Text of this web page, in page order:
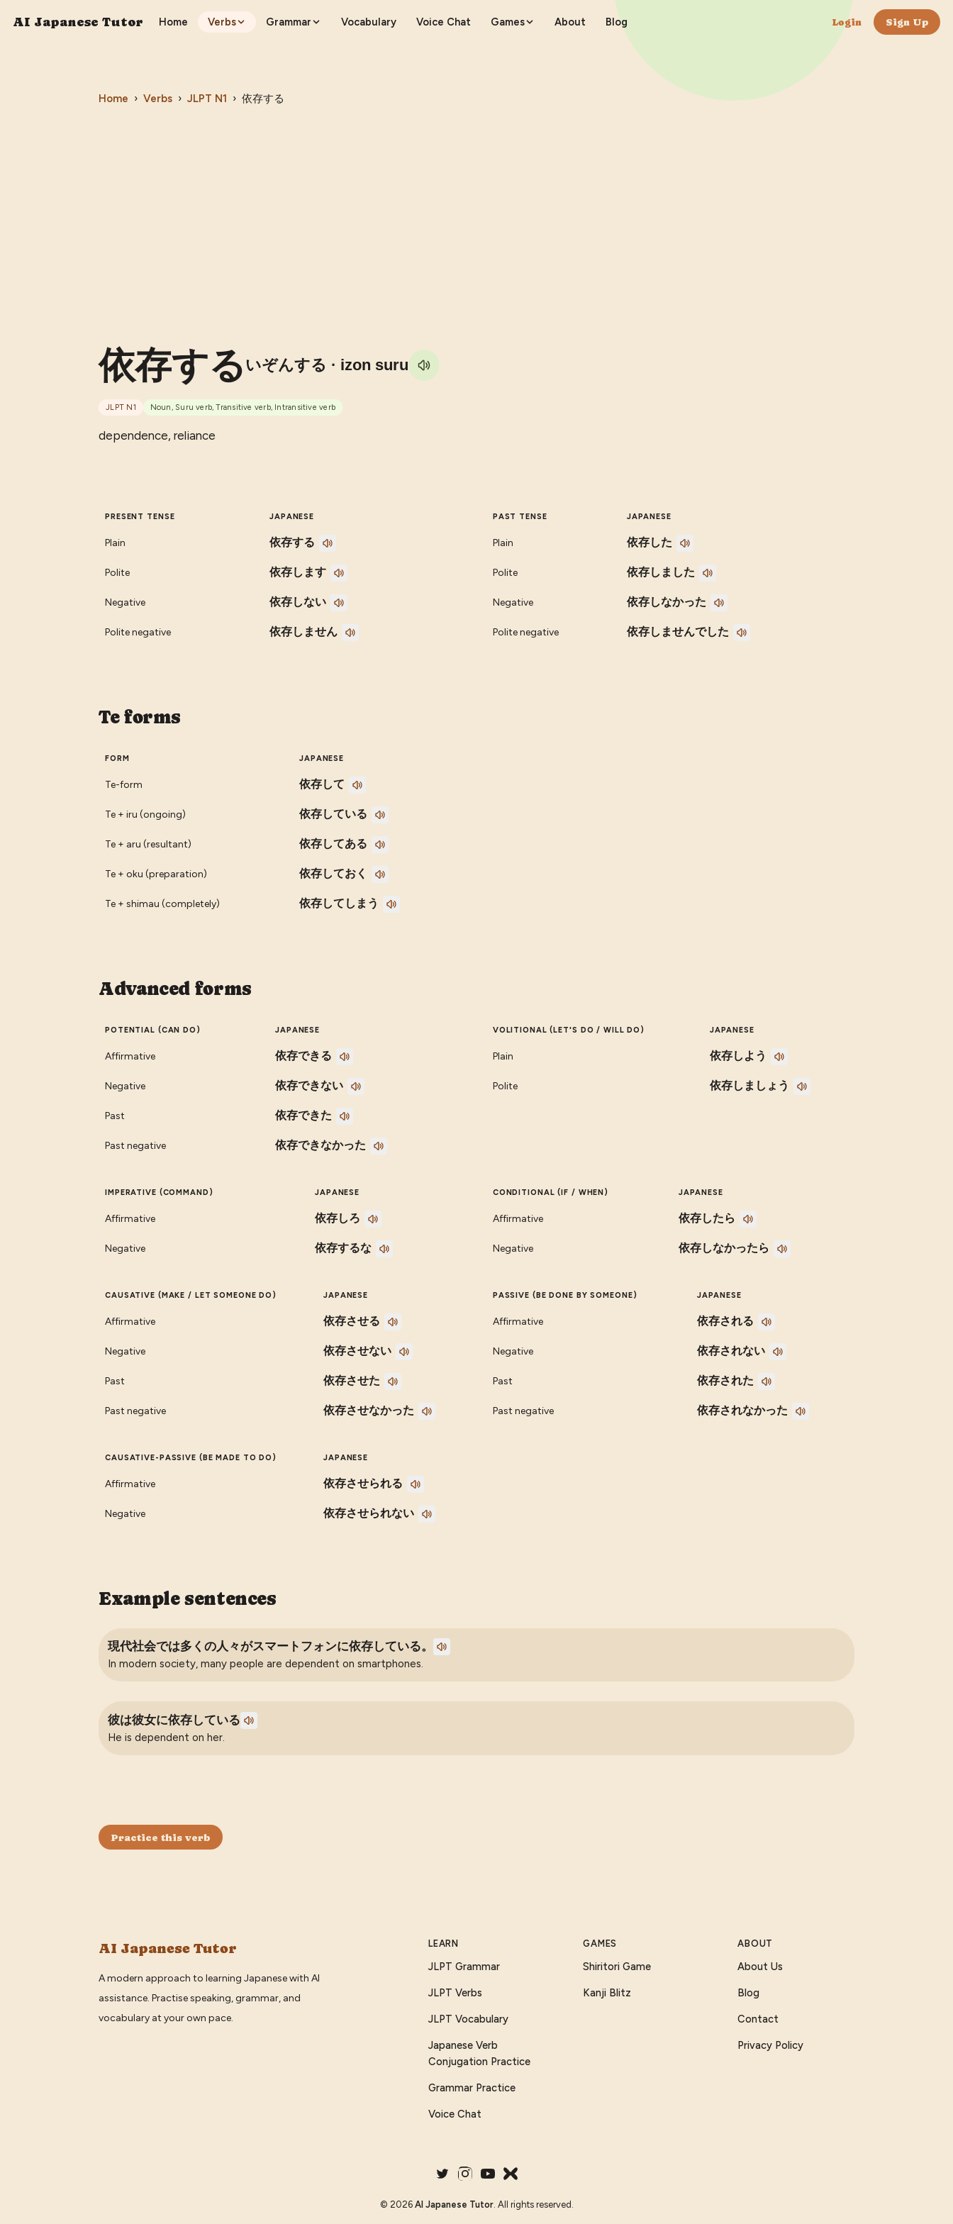
AI Japanese Tutor Home Verbs Grammar Vocabulary Voice Chat Games About Blog Login Sign Up
Home › Verbs › JLPT N1 › 依存する
依存する いぞんする · izon suru
JLPT N1 Noun, Suru verb, Transitive verb, Intransitive verb
dependence, reliance
PRESENT TENSE JAPANESE
Plain 依存する
Polite 依存します
Negative 依存しない
Polite negative 依存しません
PAST TENSE JAPANESE
Plain 依存した
Polite 依存しました
Negative 依存しなかった
Polite negative 依存しませんでした
Te forms
FORM JAPANESE
Te-form 依存して
Te + iru (ongoing) 依存している
Te + aru (resultant) 依存してある
Te + oku (preparation) 依存しておく
Te + shimau (completely) 依存してしまう
Advanced forms
POTENTIAL (CAN DO) JAPANESE
Affirmative 依存できる
Negative 依存できない
Past 依存できた
Past negative 依存できなかった
VOLITIONAL (LET'S DO / WILL DO) JAPANESE
Plain 依存しよう
Polite 依存しましょう
IMPERATIVE (COMMAND) JAPANESE
Affirmative 依存しろ
Negative 依存するな
CONDITIONAL (IF / WHEN) JAPANESE
Affirmative 依存したら
Negative 依存しなかったら
CAUSATIVE (MAKE / LET SOMEONE DO) JAPANESE
Affirmative 依存させる
Negative 依存させない
Past 依存させた
Past negative 依存させなかった
PASSIVE (BE DONE BY SOMEONE) JAPANESE
Affirmative 依存される
Negative 依存されない
Past 依存された
Past negative 依存されなかった
CAUSATIVE-PASSIVE (BE MADE TO DO) JAPANESE
Affirmative 依存させられる
Negative 依存させられない
Example sentences
現代社会では多くの人々がスマートフォンに依存している。
In modern society, many people are dependent on smartphones.
彼は彼女に依存している
He is dependent on her.
Practice this verb
AI Japanese Tutor
A modern approach to learning Japanese with AI
assistance. Practise speaking, grammar, and
vocabulary at your own pace.
LEARN
JLPT Grammar
JLPT Verbs
JLPT Vocabulary
Japanese Verb
Conjugation Practice
Grammar Practice
Voice Chat
GAMES
Shiritori Game
Kanji Blitz
ABOUT
About Us
Blog
Contact
Privacy Policy
© 2026 AI Japanese Tutor. All rights reserved.